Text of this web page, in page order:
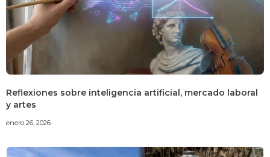
Reflexiones sobre inteligencia artificial, mercado laboral
y artes
enero 26, 2026